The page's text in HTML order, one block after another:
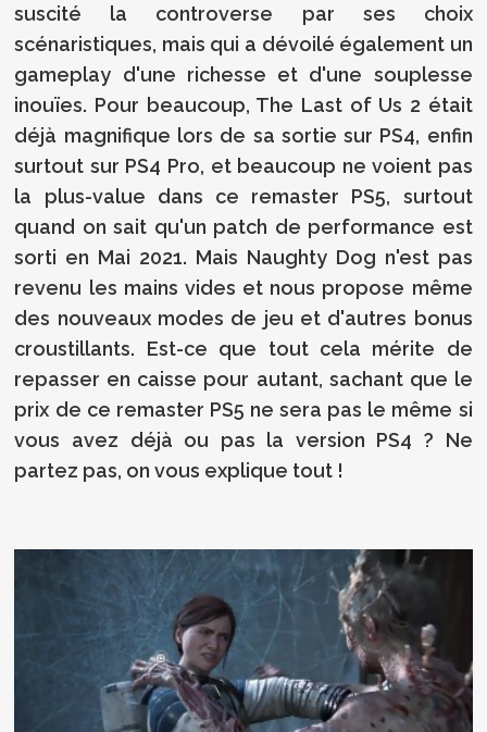
suscité la controverse par ses choix
scénaristiques, mais qui a dévoilé également un
gameplay d'une richesse et d'une souplesse
inouïes. Pour beaucoup, The Last of Us 2 était
déjà magnifique lors de sa sortie sur PS4, enfin
surtout sur PS4 Pro, et beaucoup ne voient pas
la plus-value dans ce remaster PS5, surtout
quand on sait qu'un patch de performance est
sorti en Mai 2021. Mais Naughty Dog n'est pas
revenu les mains vides et nous propose même
des nouveaux modes de jeu et d'autres bonus
croustillants. Est-ce que tout cela mérite de
repasser en caisse pour autant, sachant que le
prix de ce remaster PS5 ne sera pas le même si
vous avez déjà ou pas la version PS4 ? Ne
partez pas, on vous explique tout !